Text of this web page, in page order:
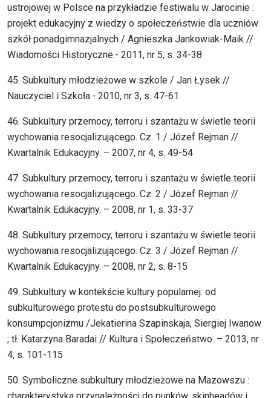
ustrojowej w Polsce na przykładzie festiwalu w Jarocinie :
projekt edukacyjny z wiedzy o społeczeństwie dla uczniów
szkół ponadgimnazjalnych / Agnieszka Jankowiak-Maik //
Wiadomości Historyczne.- 2011, nr 5, s. 34-38
45. Subkultury młodzieżowe w szkole / Jan Łysek //
Nauczyciel i Szkoła.- 2010, nr 3, s. 47-61
46. Subkultury przemocy, terroru i szantażu w świetle teorii
wychowania resocjalizującego. Cz. 1 / Józef Rejman //
Kwartalnik Edukacyjny. – 2007, nr 4, s. 49-54
47. Subkultury przemocy, terroru i szantażu w świetle teorii
wychowania resocjalizującego. Cz. 2 / Józef Rejman //
Kwartalnik Edukacyjny. – 2008, nr 1, s. 33-37
48. Subkultury przemocy, terroru i szantażu w świetle teorii
wychowania resocjalizującego. Cz. 3 / Józef Rejman //
Kwartalnik Edukacyjny. – 2008, nr 2, s. 8-15
49. Subkultury w kontekście kultury popularnej: od
subkulturowego protestu do postsubkulturowego
konsumpcjonizmu /Jekatierina Szapinskaja, Siergiej Iwanow
; tł. Katarzyna Baradai // Kultura i Społeczeństwo. – 2013, nr
4, s. 101-115
50. Symboliczne subkultury młodzieżowe na Mazowszu :